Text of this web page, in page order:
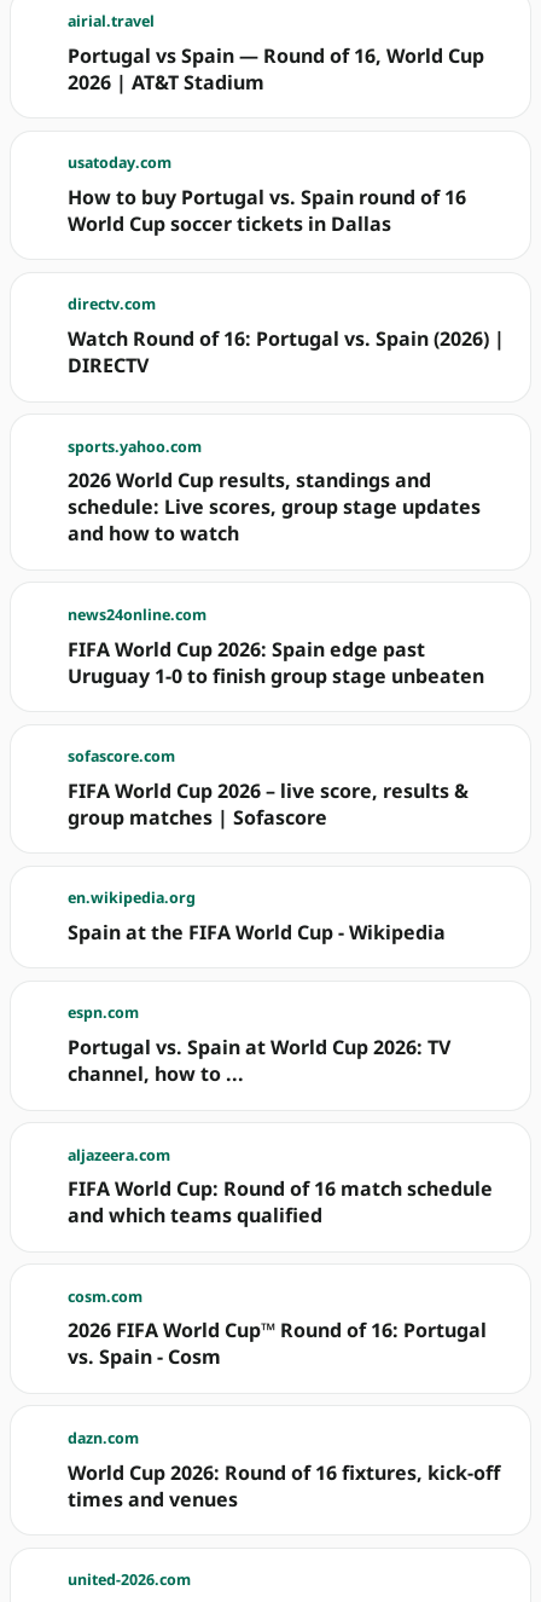
airial.travel
Portugal vs Spain — Round of 16, World Cup
2026 | AT&T Stadium
usatoday.com
How to buy Portugal vs. Spain round of 16
World Cup soccer tickets in Dallas
directv.com
Watch Round of 16: Portugal vs. Spain (2026) |
DIRECTV
sports.yahoo.com
2026 World Cup results, standings and
schedule: Live scores, group stage updates
and how to watch
news24online.com
FIFA World Cup 2026: Spain edge past
Uruguay 1-0 to finish group stage unbeaten
sofascore.com
FIFA World Cup 2026 – live score, results &
group matches | Sofascore
en.wikipedia.org
Spain at the FIFA World Cup - Wikipedia
espn.com
Portugal vs. Spain at World Cup 2026: TV
channel, how to ...
aljazeera.com
FIFA World Cup: Round of 16 match schedule
and which teams qualified
cosm.com
2026 FIFA World Cup™ Round of 16: Portugal
vs. Spain - Cosm
dazn.com
World Cup 2026: Round of 16 fixtures, kick-off
times and venues
united-2026.com